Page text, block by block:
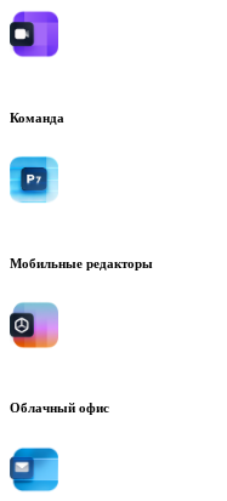
Команда
Мобильные редакторы
Облачный офис